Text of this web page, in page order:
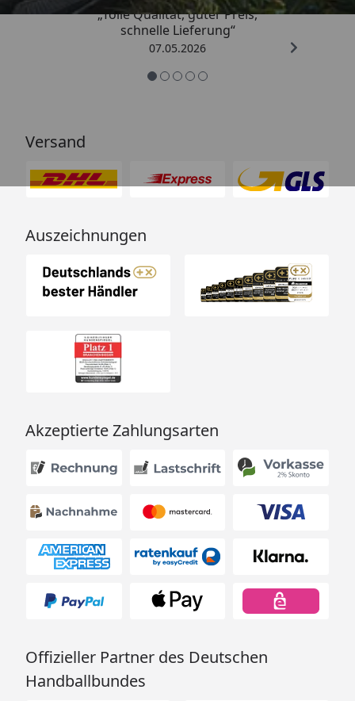
„Tolle Qualität, guter Preis,
schnelle Lieferung“
07.05.2026
Versand
Auszeichnungen
Akzeptierte Zahlungsarten
Offizieller Partner des Deutschen
Handballbundes